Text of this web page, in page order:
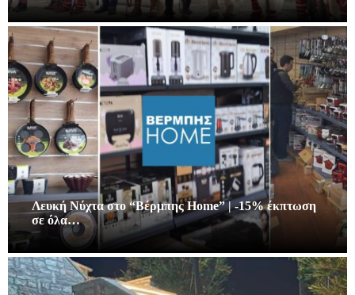
Λευκή Νύχτα στο “Βέρμπης Home” | -15% έκπτωση
σε όλα…